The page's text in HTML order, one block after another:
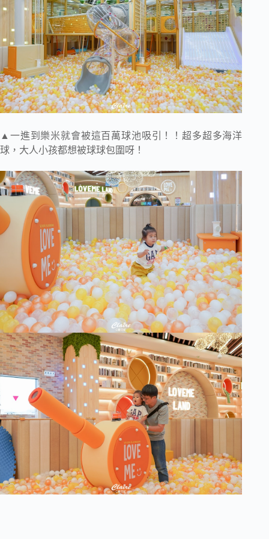
▲一進到樂米就會被這百萬球池吸引！！超多超多海洋
球，大人小孩都想被球球包圍呀！